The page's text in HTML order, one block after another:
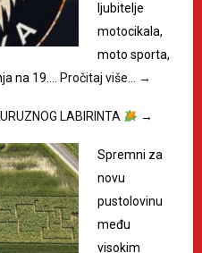
ljubitelje
motocikala,
moto sporta,
na 19.…
Pročitaj više… →
LABIRINTA →
Spremni za
novu
pustolovinu
među
visokim